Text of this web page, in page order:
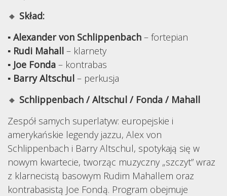
🔸 Skład:
▪ Alexander von Schlippenbach – fortepian
▪ Rudi Mahall – klarnety
▪ Joe Fonda – kontrabas
▪ Barry Altschul – perkusja
🔸 Schlippenbach / Altschul / Fonda / Mahall
Zespół samych superlatyw: europejskie i
amerykańskie legendy jazzu, Alex von
Schlippenbach i Barry Altschul, spotykają się w
nowym kwartecie, tworząc muzyczny „szczyt” wraz
z klarnecistą basowym Rudim Mahallem oraz
kontrabasistą Joe Fondą. Program obejmuje